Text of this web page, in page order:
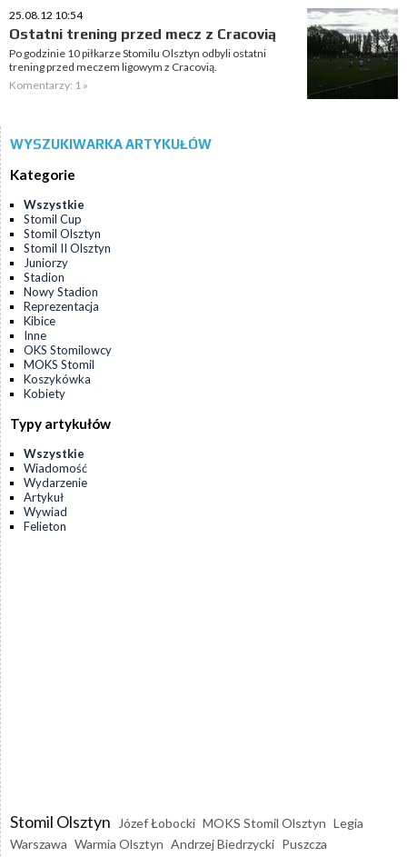
25.08.12 10:54
Ostatni trening przed mecz z Cracovią
Po godzinie 10 piłkarze Stomilu Olsztyn odbyli ostatni
trening przed meczem ligowym z Cracovią.
Komentarzy: 1 »
WYSZUKIWARKA ARTYKUŁÓW
Kategorie
Wszystkie
Stomil Cup
Stomil Olsztyn
Stomil II Olsztyn
Juniorzy
Stadion
Nowy Stadion
Reprezentacja
Kibice
Inne
OKS Stomilowcy
MOKS Stomil
Koszykówka
Kobiety
Typy artykułów
Wszystkie
Wiadomość
Wydarzenie
Artykuł
Wywiad
Felieton
Stomil Olsztyn Józef Łobocki MOKS Stomil Olsztyn Legia
Warszawa Warmia Olsztyn Andrzej Biedrzycki Puszcza